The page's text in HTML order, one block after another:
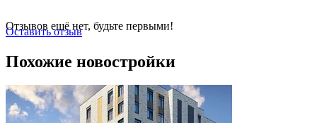
Отзывов ещё нет, будьте первыми!
Оставить отзыв
Похожие новостройки